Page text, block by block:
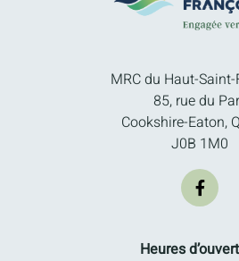
MRC du Haut-
85, rue du
Cookshire-Eaton,
J0B 1M0
Heures